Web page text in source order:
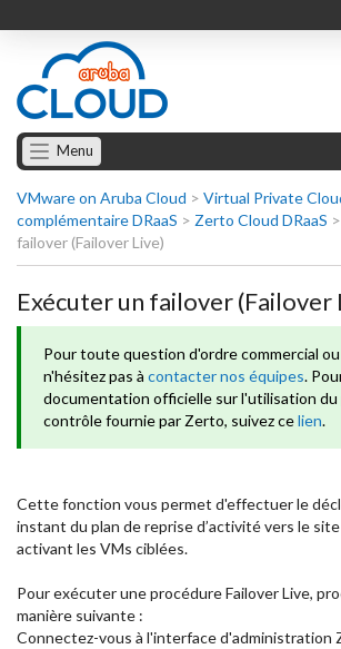
Menu
VMware on Aruba Cloud > Virtual Private
complémentaire DRaaS > Zerto Cloud DRaaS >
failover (Failover Live)
Exécuter un failover (Failover
Pour toute question d'ordre commercial
n'hésitez pas à contacter nos équipes.
documentation officielle sur l'utilisation du
contrôle fournie par Zerto, suivez celien.
Cette fonction vous permet d'effectuer le
instant du plan de reprise d’activité vers le
activant les VMs ciblées.
Pour exécuter une procédure Failover Live,
manière suivante :
Connectez-vous à l'interface d'administration